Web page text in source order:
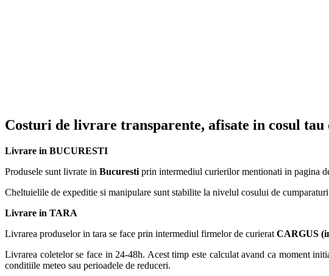
Costuri de livrare transparente, afisate in cosul
Livrare in BUCURESTI
Produsele sunt livrate in Bucuresti prin intermediul curierilor mentionati in pagina
Cheltuielile de expeditie si manipulare sunt stabilite la nivelul cosului de
Livrare in TARA
Livrarea produselor in tara se face prin intermediul firmelor de curierat CARGUS
Livrarea coletelor se face in 24-48h. Acest timp este calculat avand ca moment
conditiile meteo sau perioadele de reduceri.